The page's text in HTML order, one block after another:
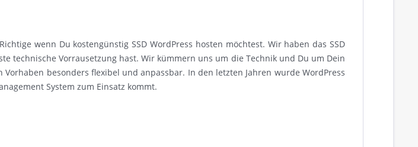
wenn Du kostengünstig SSD WordPress hosten möchtest. Wir haben das SSD
technische Vorrausetzung hast. Wir kümmern uns um die Technik und Du um Dein
besonders flexibel und anpassbar. In den letzten Jahren wurde WordPress
System zum Einsatz kommt.